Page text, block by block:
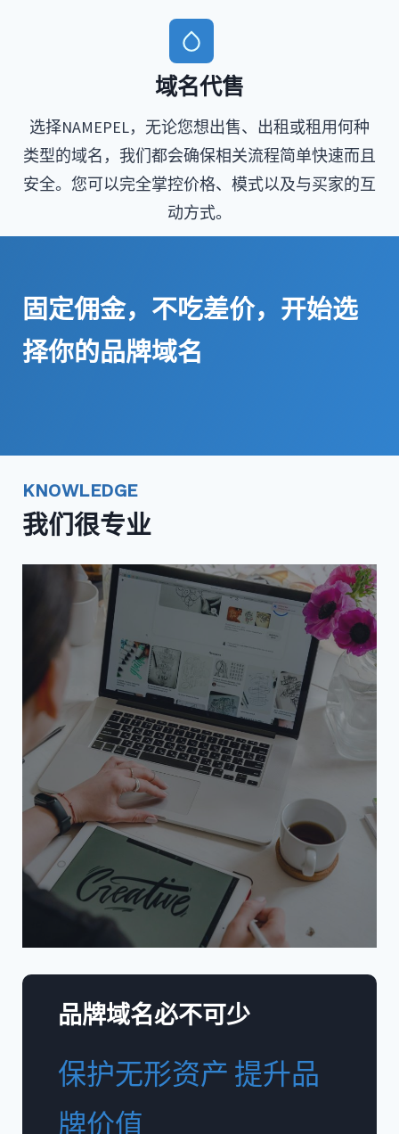
域名代售
选择NAMEPEL，无论您想出售、出租或租用何种
类型的域名，我们都会确保相关流程简单快速而且
安全。您可以完全掌控价格、模式以及与买家的互
动方式。
固定佣金，不吃差价，开始选
择你的品牌域名
KNOWLEDGE
我们很专业
品牌域名必不可少
保护无形资产 提升品
牌价值